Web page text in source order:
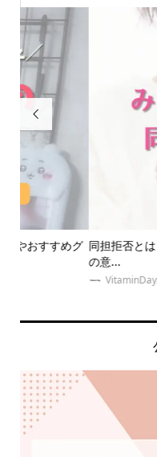

同担拒否とはどんな心理
VitaminDay編集部